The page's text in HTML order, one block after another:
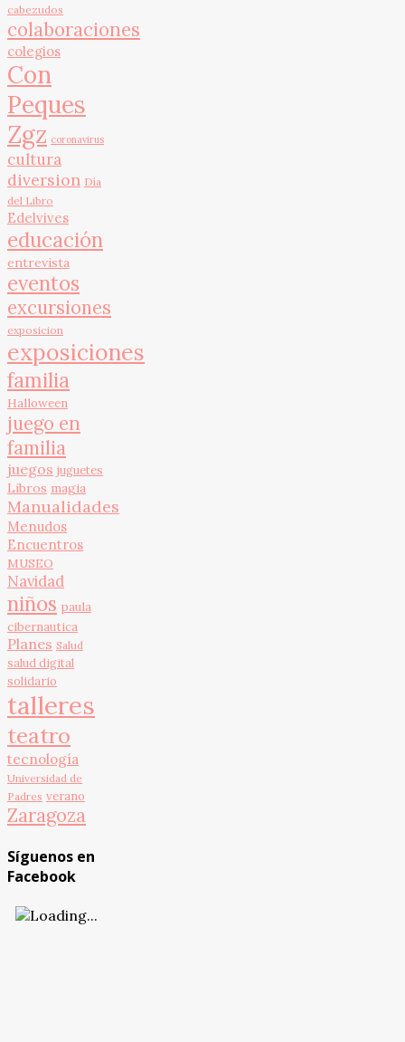
cabezudos
colaboraciones
colegios
Con
Peques
Zgz coronavirus
cultura
diversion Día
del Libro
Edelvives
educación
entrevista
eventos
excursiones
exposicion
exposiciones
familia
Halloween
juego en
familia
juegos juguetes
Libros magia
Manualidades
Menudos
Encuentros
MUSEO
Navidad
niños paula
cibernautica
Planes Salud
salud digital
solidario
talleres
teatro
tecnología
Universidad de
Padres verano
Zaragoza
Síguenos en
Facebook